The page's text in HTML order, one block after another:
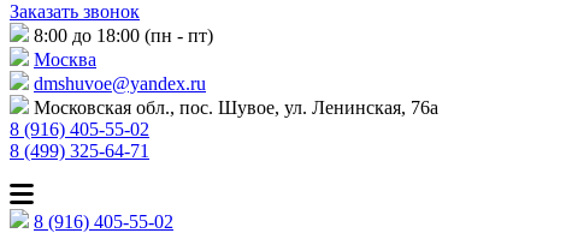
Заказать звонок
8:00 до 18:00 (пн - пт)
Москва
dmshuvoe@yandex.ru
Московская обл., пос. Шувое, ул. Ленинская, 76а
8 (916) 405-55-02
8 (499) 325-64-71
8 (916) 405-55-02